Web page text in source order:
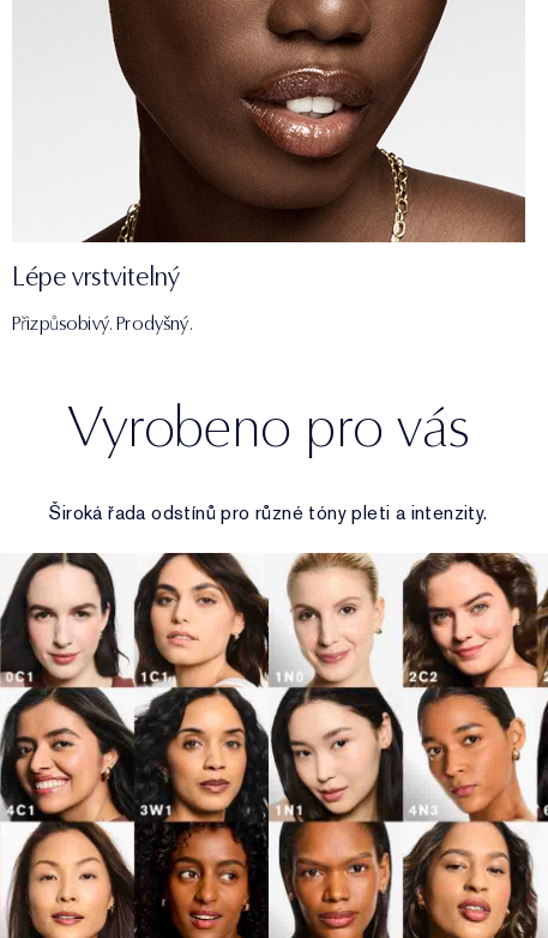
Lépe vrstvitelný
Přizpůsobivý. Prodyšný.
Vyrobeno pro vás
Široká řada odstínů pro různé tóny pleti a intenzity.